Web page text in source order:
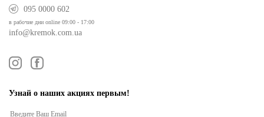
095 0000 602
в рабочие дни online 09:00 - 17:00
info@kremok.com.ua
Узнай о наших акциях первым!